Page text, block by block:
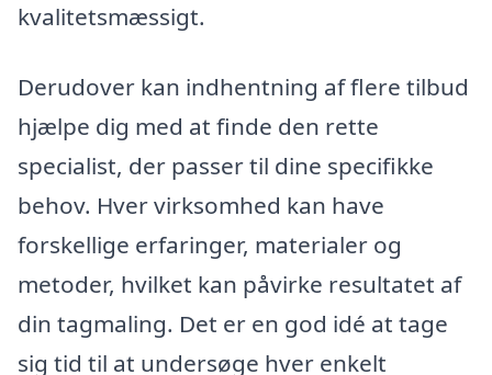
kvalitetsmæssigt.
Derudover kan indhentning af flere tilbud
hjælpe dig med at finde den rette
specialist, der passer til dine specifikke
behov. Hver virksomhed kan have
forskellige erfaringer, materialer og
metoder, hvilket kan påvirke resultatet af
din tagmaling. Det er en god idé at tage
sig tid til at undersøge hver enkelt